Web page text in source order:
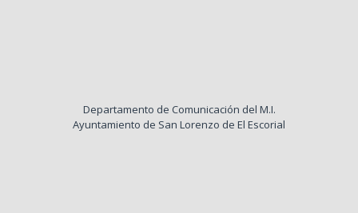
Departamento de Comunicación del M.I.
Ayuntamiento de San Lorenzo de El Escorial